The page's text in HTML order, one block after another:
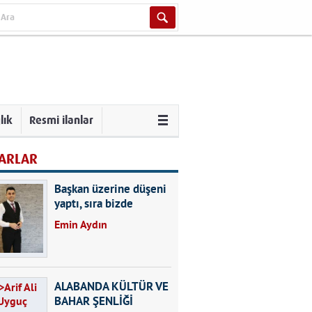
Resmi ilanlar
Başkan üzerine düşeni
yaptı, sıra bizde
Emin Aydın
ALABANDA KÜLTÜR VE
BAHAR ŞENLİĞİ